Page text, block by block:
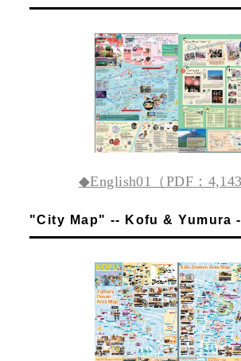
◆English01（PDF：
"City Map" -- Kofu & Yumura